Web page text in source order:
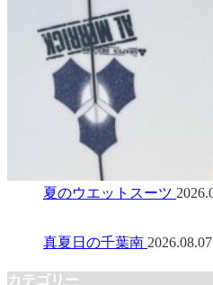
夏のウエットスーツ
真夏日の千葉南 2026.08.07
カテゴリー